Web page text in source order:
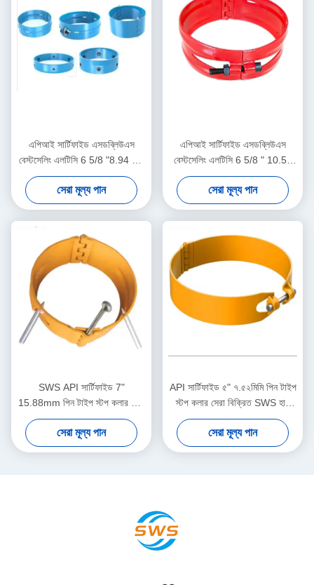
এপিআই সার্টিফাইড এসডব্লিউএস
বেস্টসেলিং এলটিসি 6 5/8 "8.94 মিমি
পিন টাইপ স্টপ কলার তেল ও গ্যাস
কেসিং সেন্ট্রালাইজার সরঞ্জাম
সেরা মূল্য পান
এপিআই সার্টিফাইড এসডব্লিউএস
বেস্টসেলিং এলটিসি 6 5/8 " 10.59
মিমি পিন টাইপ স্টপ কলার তেল ও গ্যাস
কেসিং সেন্ট্রালাইজার টুল
সেরা মূল্য পান
SWS API সার্টিফাইড 7"
15.88mm পিন টাইপ স্টপ কলার তেল
ও গ্যাস কেসিং সেন্ট্রালাইজার
অ্যাপ্লিকেশনের জন্য 1 বছরের ওয়ারেন্টি
সেরা মূল্য পান
API সার্টিফাইড ৫" ৭.৫২মিমি পিন টাইপ
স্টপ কলার সেরা বিক্রিত SWS হাই
কার্বন স্টিল মুভমেন্ট লিমিটার কেসিং
সেন্ট্রালাইজারদের জন্য
সেরা মূল্য পান